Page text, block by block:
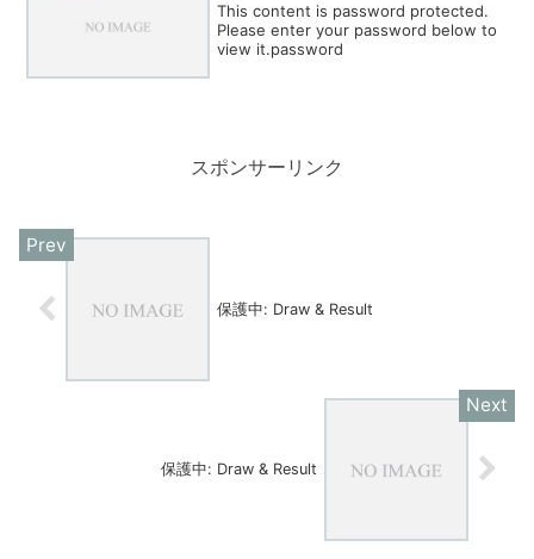
This content is password protected.
Please enter your password below to
view it.password
スポンサーリンク
保護中: Draw & Result
保護中: Draw & Result